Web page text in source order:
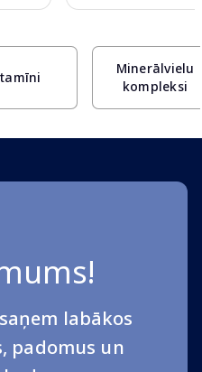
Minerālvielu
kompleksi
labākos
padomus un